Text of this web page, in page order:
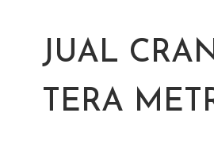
JUAL
TERA